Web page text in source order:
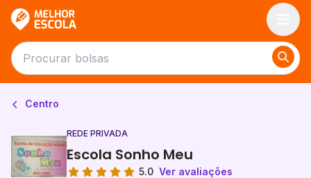
Centro
REDE PRIVADA
Escola Sonho Meu
5.0 Ver avaliações